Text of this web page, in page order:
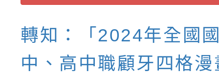
轉知：「2024年全國
中、高中職顧牙四格